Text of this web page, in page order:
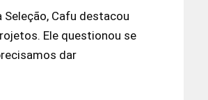
Cafu destacou
Ele questionou se
dar